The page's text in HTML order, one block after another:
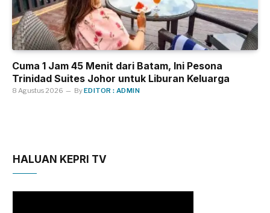
Cuma 1 Jam 45 Menit dari Batam, Ini Pesona
Trinidad Suites Johor untuk Liburan Keluarga
8 Agustus 2026 ByEDITOR : ADMIN
HALUAN KEPRI TV